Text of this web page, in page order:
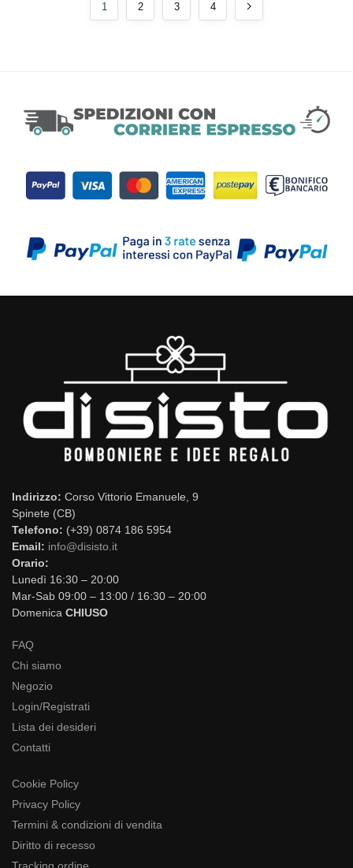
1 2 3 4
Indirizzo: Corso Vittorio Emanuele, 9
Spinete (CB)
Telefono: (+39) 0874 186 5954
Email: info@disisto.it
Orario:
Lunedì 16:30 – 20:00
Mar-Sab 09:00 – 13:00 / 16:30 – 20:00
Domenica CHIUSO
FAQ
Chi siamo
Negozio
Login/Registrati
Lista dei desideri
Contatti
Cookie Policy
Privacy Policy
Termini & condizioni di vendita
Diritto di recesso